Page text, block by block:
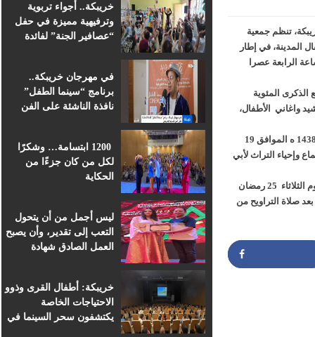
خريبكة.. أجواء تربوية
وترفيهية مميزة في حفل
“عصافير الجنة” لفائدة
في مهرجان خريبكة..
برنامج “سينما الطفل”
نافذة الناشئة على الفن
1200 ابتسامة… وشكرًا
لكل من كان جزءًا من
الحكاية
ليس أجمل من أن يتحول
التعب إلى تقدير، وأن يصبح
العمل الصادق شهادة
خريبكة: أطفال القرى وذوو
الاحتياجات الخاصة
يكتشفون سحر السينما في
تنظم جمعية
المدينة، في إطار
2017 / 23 رمضان 1438ه على الساعة الرابعة عصرا
المئوية
واغاني الأطفال،
كما ستشهد دار الثقافة أحمد الشرقاوي بابي الجعد يوم الاثنين 24 رمضان 1438 ه الموافق 19
وإحياء التراث لأبي
وفي نفس السياق، ستحتضن قاعة العروض بدار الشباب الزلاقة بخريبكة يوم الثلاثاء 25 رمضان
بعد صلاة التراويح من